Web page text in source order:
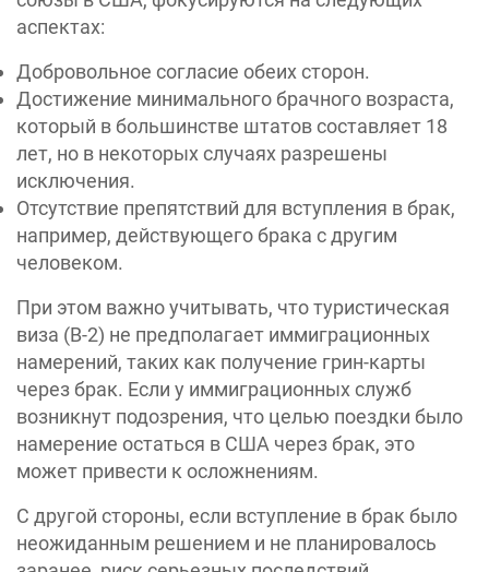
аспектах:
Добровольное согласие обеих сторон.
Достижение минимального брачного возраста,
который в большинстве штатов составляет 18
лет, но в некоторых случаях разрешены
исключения.
Отсутствие препятствий для вступления в брак,
например, действующего брака с другим
человеком.
При этом важно учитывать, что туристическая
виза (B-2) не предполагает иммиграционных
намерений, таких как получение грин-карты
через брак. Если у иммиграционных служб
возникнут подозрения, что целью поездки было
намерение остаться в США через брак, это
может привести к осложнениям.
С другой стороны, если вступление в брак было
неожиданным решением и не планировалось